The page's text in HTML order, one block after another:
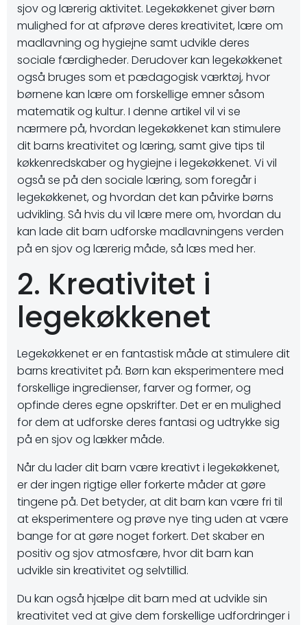
sjov og lærerig aktivitet. Legekøkkenet giver børn
mulighed for at afprøve deres kreativitet, lære om
madlavning og hygiejne samt udvikle deres
sociale færdigheder. Derudover kan legekøkkenet
også bruges som et pædagogisk værktøj, hvor
børnene kan lære om forskellige emner såsom
matematik og kultur. I denne artikel vil vi se
nærmere på, hvordan legekøkkenet kan stimulere
dit barns kreativitet og læring, samt give tips til
køkkenredskaber og hygiejne i legekøkkenet. Vi vil
også se på den sociale læring, som foregår i
legekøkkenet, og hvordan det kan påvirke børns
udvikling. Så hvis du vil lære mere om, hvordan du
kan lade dit barn udforske madlavningens verden
på en sjov og lærerig måde, så læs med her.
2. Kreativitet i
legekøkkenet
Legekøkkenet er en fantastisk måde at stimulere dit
barns kreativitet på. Børn kan eksperimentere med
forskellige ingredienser, farver og former, og
opfinde deres egne opskrifter. Det er en mulighed
for dem at udforske deres fantasi og udtrykke sig
på en sjov og lækker måde.
Når du lader dit barn være kreativt i legekøkkenet,
er der ingen rigtige eller forkerte måder at gøre
tingene på. Det betyder, at dit barn kan være fri til
at eksperimentere og prøve nye ting uden at være
bange for at gøre noget forkert. Det skaber en
positiv og sjov atmosfære, hvor dit barn kan
udvikle sin kreativitet og selvtillid.
Du kan også hjælpe dit barn med at udvikle sin
kreativitet ved at give dem forskellige udfordringer i